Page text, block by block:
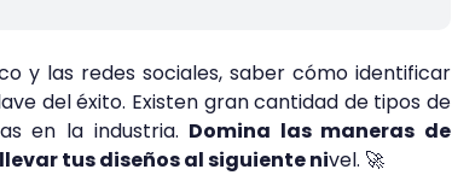
y las redes sociales, saber cómo identificar
del éxito. Existen gran cantidad de tipos de
en la industria. Domina las maneras de
tus diseños al siguiente nivel. 🚀